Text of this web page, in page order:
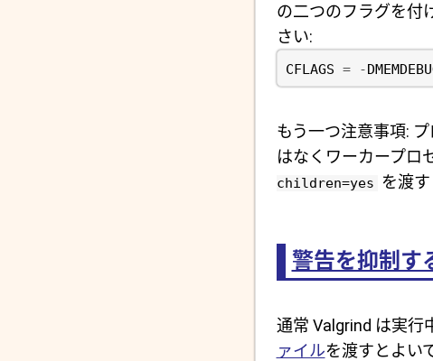
の二つのフラグを付
さい:
CFLAGS = -
もう一つ注意事項:
はなくワーカープロ
children=yes
を渡す
警告を抑制す
通常 Valgrind は実行
ァイルを渡すとよい